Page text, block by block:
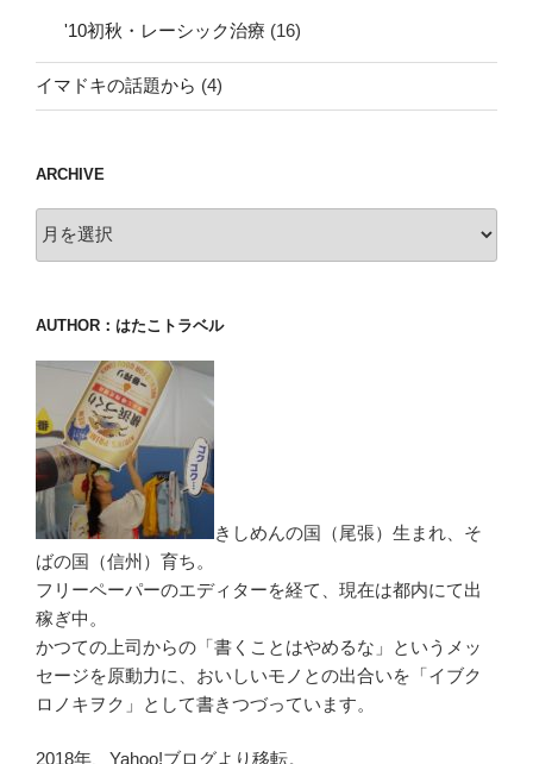
'10初秋・レーシック治療 (16)
イマドキの話題から (4)
ARCHIVE
AUTHOR：はたこトラベル
きしめんの国（尾張）生まれ、そ
ばの国（信州）育ち。
フリーペーパーのエディターを経て、現在は都内にて出
稼ぎ中。
かつての上司からの「書くことはやめるな」というメッ
セージを原動力に、おいしいモノとの出合いを「イブク
ロノキヲク」として書きつづっています。
2018年、Yahoo!ブログより移転。